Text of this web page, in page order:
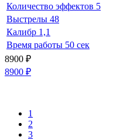
Количество эффектов 5
Выстрелы 48
Калибр 1,1
Время работы 50 сек
8900 ₽
8900 ₽
1
2
3